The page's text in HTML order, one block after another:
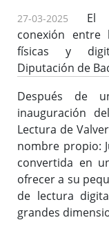
Bibliotecas y
Catálogo colectivo
Solicitud de
Solicitud de
Solicitud de la
Solicitud para
etc.
Buzón de
27-03-2025
El
conexión entre
físicas y
Diputación de
Después de
inauguración
Lectura de
nombre propio:
convertida en
ofrecer a su
de lectura
grandes